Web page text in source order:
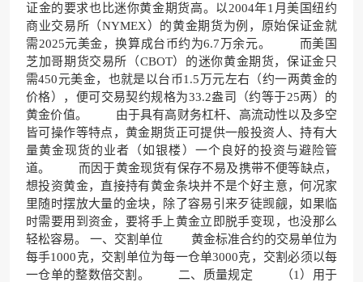
证金的要求也比迷你黄金期货高。以2004年1月美国纽约
商业交易所（NYMEX）的黄金期货为例，原始保证金就
需2025元美金，换算成台币约为6.7万余元。 而美国
芝加哥期货交易所（CBOT）的迷你黄金期货，保证金只
需450元美金，也就是以台币1.5万元左右（约一两黄金的
价格），便可交易契约规格为33.2盎司（约等于25两）的
黄金价值。 由于具有高财务杠杆、高流动性以及多空
皆可操作等特点，黄金期货正可提供一般投资人、持有大
量黄金现货的业者（如银楼）一个良好的投资与避险管
道。 而因于黄金现货有保存不易及携带不便等缺点，
想投资黄金，直接持有黄金条块并不是个好主意，何况家
里随时摆放大量的金块，除了容易引来歹徒觊觎，如果临
时需要用到资金，要将手上黄金立即脱手变现，也没那么
轻松容易。 一、交割单位 黄金标准合约的交易单位为
每手1000克，交割单位为每一仓单3000克，交割必须以每
一仓单的整数倍交割。 二、质量规定 （1）用于